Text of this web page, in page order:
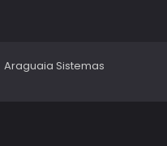
Araguaia Sistemas